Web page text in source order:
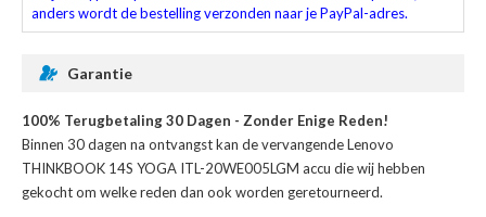
anders wordt de bestelling verzonden naar je PayPal-adres.
Garantie
100% Terugbetaling 30 Dagen - Zonder Enige Reden!
Binnen 30 dagen na ontvangst kan devervangende Lenovo
THINKBOOK 14S YOGA ITL-20WE005LGM accu die wij hebben
gekocht om welke reden dan ook worden geretourneerd.